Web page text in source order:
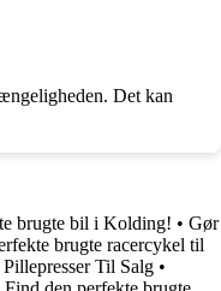
Det kan
brugte bil i Kolding! • Gør
brugte racercykel til
Til Salg •